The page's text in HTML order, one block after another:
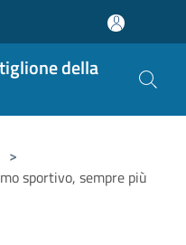
della
>
sportivo, sempre più